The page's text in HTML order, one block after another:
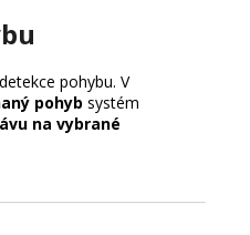
pohybu. V
pohyb systém
na vybrané